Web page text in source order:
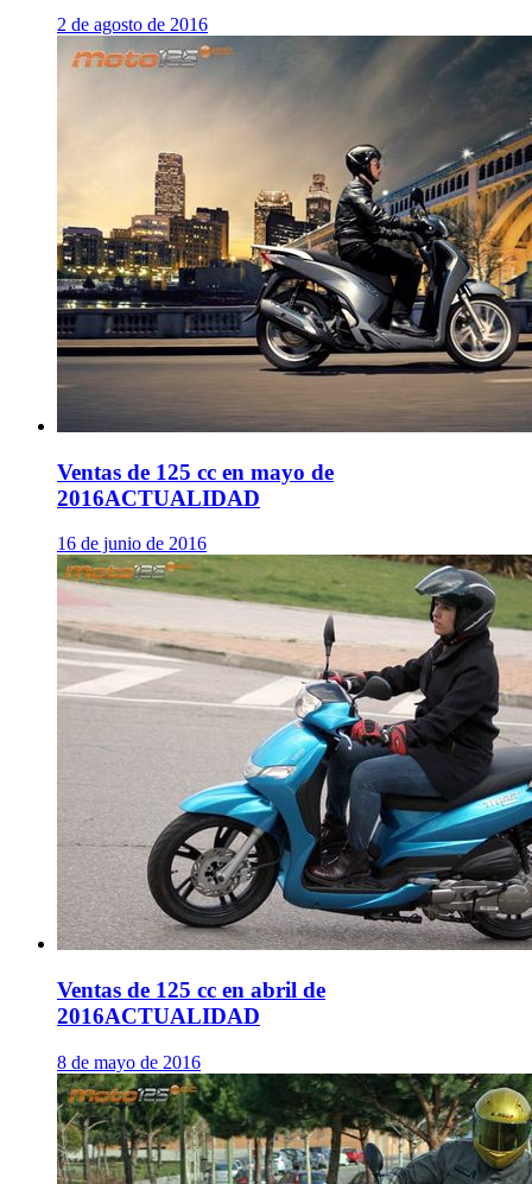
2 de agosto de 2016
Ventas de 125 cc en mayo de
2016ACTUALIDAD
16 de junio de 2016
Ventas de 125 cc en abril de
2016ACTUALIDAD
8 de mayo de 2016